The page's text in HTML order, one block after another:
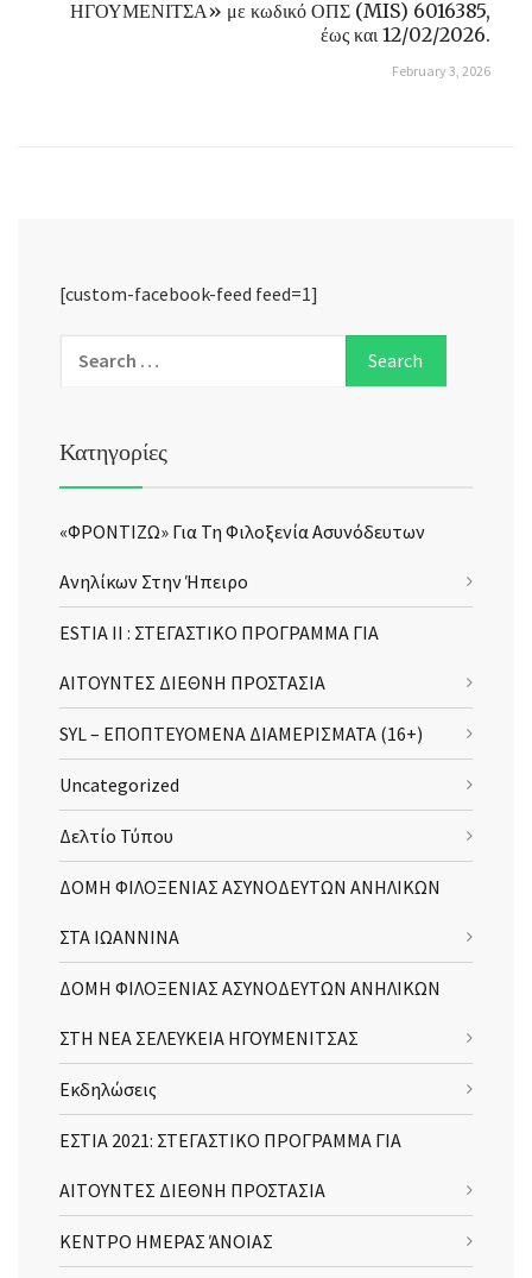
ΗΓΟΥΜΕΝΙΤΣΑ» με κωδικό ΟΠΣ (MIS) 6016385,
έως και 12/02/2026.
February 3, 2026
[custom-facebook-feed feed=1]
Κατηγορίες
«ΦΡΟΝΤΙΖΩ» Για Τη Φιλοξενία Ασυνόδευτων
Ανηλίκων Στην Ήπειρο
ESTIA II : ΣΤΕΓΑΣΤΙΚΟ ΠΡΟΓΡΑΜΜΑ ΓΙΑ
ΑΙΤΟΥΝΤΕΣ ΔΙΕΘΝΗ ΠΡΟΣΤΑΣΙΑ
SYL – ΕΠΟΠΤΕΥΟΜΕΝΑ ΔΙΑΜΕΡΙΣΜΑΤΑ (16+)
Uncategorized
Δελτίο Τύπου
ΔΟΜΗ ΦΙΛΟΞΕΝΙΑΣ ΑΣΥΝΟΔΕΥΤΩΝ ΑΝΗΛΙΚΩΝ
ΣΤΑ ΙΩΑΝΝΙΝΑ
ΔΟΜΗ ΦΙΛΟΞΕΝΙΑΣ ΑΣΥΝΟΔΕΥΤΩΝ ΑΝΗΛΙΚΩΝ
ΣΤΗ ΝΕΑ ΣΕΛΕΥΚΕΙΑ ΗΓΟΥΜΕΝΙΤΣΑΣ
Εκδηλώσεις
ΕΣΤΙΑ 2021: ΣΤΕΓΑΣΤΙΚΟ ΠΡΟΓΡΑΜΜΑ ΓΙΑ
ΑΙΤΟΥΝΤΕΣ ΔΙΕΘΝΗ ΠΡΟΣΤΑΣΙΑ
ΚΕΝΤΡΟ ΗΜΕΡΑΣ ΆΝΟΙΑΣ